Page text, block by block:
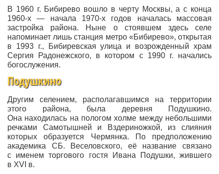
В 1960 г. Бибирево вошло в черту Москвы, а с конца
1960-х — начала 1970-х годов началась массовая
застройка района. Ныне о стоявшем здесь селе
напоминает лишь станция метро «Бибирево», открытая
в 1993 г., Бибиревская улица и возрожденный храм
Сергия Радонежского, в котором с 1990 г. начались
богослужения.
Подушкино
Другим селением, располагавшимся на территории
этого района, была деревня Подушкино.
Она находилась на пологом холме между небольшими
речками Самотышней и Вздериножкой, из слияния
которых образуется Чермянка. По предположению
академика СБ. Веселовского, её название связано
с именем торгового гостя Ивана Подушки, жившего
в XVI в.